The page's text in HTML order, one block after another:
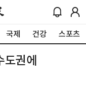
국제 건강 스포츠
도권에